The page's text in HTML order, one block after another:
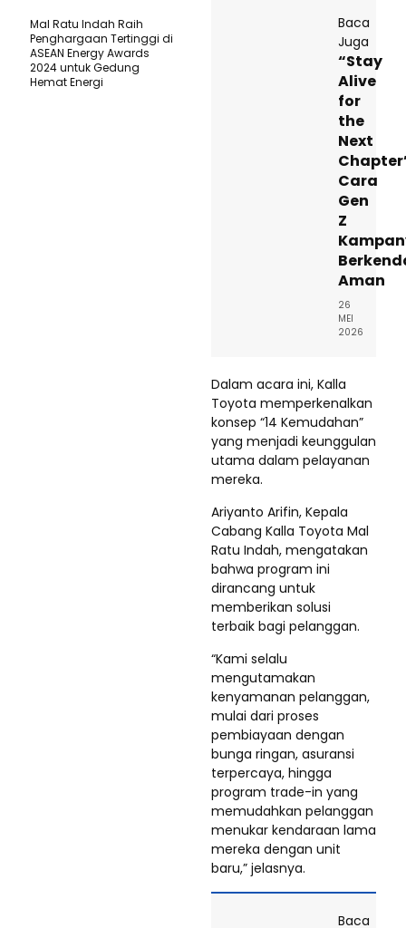
Baca
Juga
“Stay
Alive
for
the
Next
Cara
Gen
Z
Aman
26
MEI
2026
Dalam acara ini, Kalla
Toyota memperkenalkan
konsep “14 Kemudahan”
yang menjadi keunggulan
utama dalam pelayanan
mereka.
Ariyanto Arifin, Kepala
Cabang Kalla Toyota Mal
Ratu Indah, mengatakan
bahwa program ini
dirancang untuk
memberikan solusi
terbaik bagi pelanggan.
“Kami selalu
mengutamakan
kenyamanan pelanggan,
mulai dari proses
pembiayaan dengan
bunga ringan, asuransi
terpercaya, hingga
program trade-in yang
memudahkan pelanggan
menukar kendaraan lama
mereka dengan unit
baru,” jelasnya.
Baca
Mal Ratu Indah Raih
Penghargaan Tertinggi di
ASEAN Energy Awards
2024 untuk Gedung
Hemat Energi